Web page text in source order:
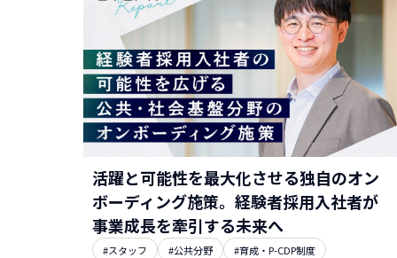
活躍と可能性を最大化させる独自のオン
ボーディング施策。経験者採用入社者が
事業成長を牽引する未来へ
#スタッフ #公共分野
#育成・P-CDP制度